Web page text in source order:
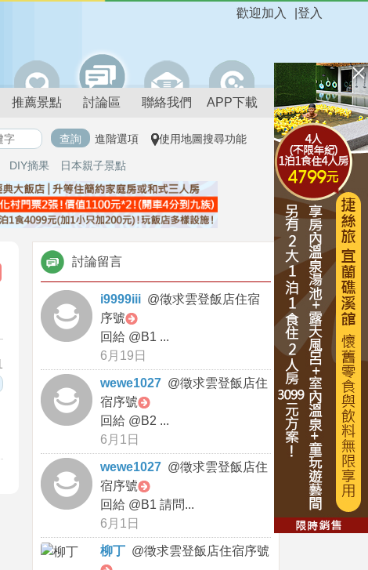
登入
歡迎加入
推薦景點 討論區 聯絡我們 APP下載
進階選項 使用地圖搜尋功能
DIY摘果 日本親子景點
討論留言
i9999iii @徵求雲登飯店住宿
序號
回給 @B1 ...
6月19日
wewe1027 @徵求雲登飯店住
宿序號
回給 @B2 ...
6月1日
wewe1027 @徵求雲登飯店住
宿序號
回給 @B1 請問...
6月1日
柳丁 @徵求雲登飯店住宿序號